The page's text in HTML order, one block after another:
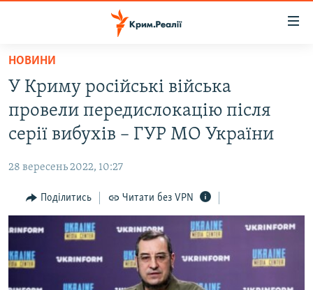
Перейти
основного
матеріалу
Перейти
до
основної
навігації
Перейти
до
пошуку
ВОДА.КРИМ
ВІДЕО ТА ФОТО
БЛОГИ
ПОГЛЯД
ІНТЕРВ'Ю
ВСЕ ЗА ДЕНЬ
НОВИНИ
У Криму російські війська
провели передислокацію після
серії вибухів – ГУР МО України
28 вересень 2022, 10:27
Поділитись Читати без VPN